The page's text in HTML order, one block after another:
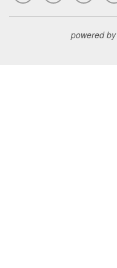
powered by